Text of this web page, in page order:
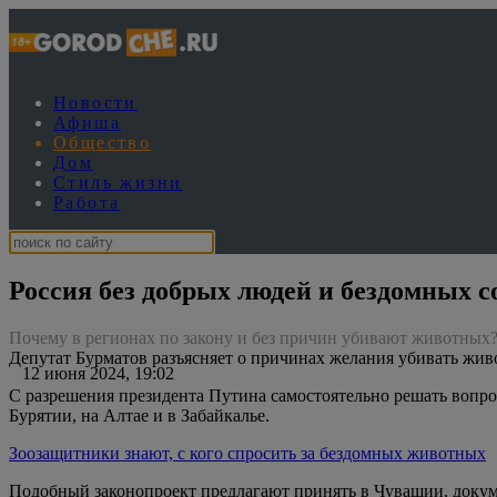
Новости
Афиша
Общество
Дом
Стиль жизни
Работа
Россия без добрых людей и бездомных
Почему в регионах по закону и без причин убивают животных?
12 июня 2024, 19:02
Депутат Бурматов разъясняет о причинах желания убивать
С разрешения президента Путина самостоятельно решать
Бурятии, на Алтае и в Забайкалье.
Зоозащитники знают, с кого спросить за бездомных животных
Подобный законопроект предлагают принять в Чувашии,